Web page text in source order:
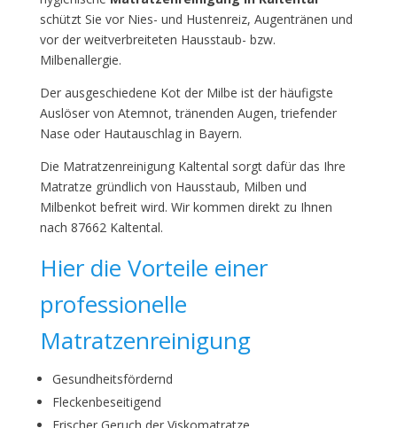
schützt Sie vor Nies- und Hustenreiz, Augentränen und
vor der weitverbreiteten Hausstaub- bzw.
Milbenallergie.
Der ausgeschiedene Kot der Milbe ist der häufigste
Auslöser von Atemnot, tränenden Augen, triefender
Nase oder Hautauschlag in Bayern.
Die Matratzenreinigung Kaltental sorgt dafür das Ihre
Matratze gründlich von Hausstaub, Milben und
Milbenkot befreit wird. Wir kommen direkt zu Ihnen
nach 87662 Kaltental.
Hier die Vorteile einer
professionelle
Matratzenreinigung
Gesundheitsfördernd
Fleckenbeseitigend